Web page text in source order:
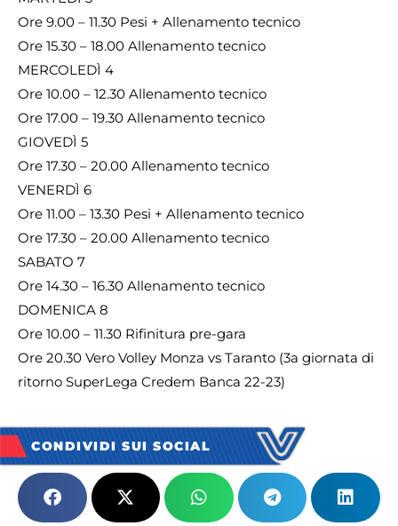
Ore 9.00 – 11.30 Pesi + Allenamento tecnico
Ore 15.30 – 18.00 Allenamento tecnico
MERCOLEDÌ 4
Ore 10.00 – 12.30 Allenamento tecnico
Ore 17.00 – 19.30 Allenamento tecnico
GIOVEDÌ 5
Ore 17.30 – 20.00 Allenamento tecnico
VENERDÌ 6
Ore 11.00 – 13.30 Pesi + Allenamento tecnico
Ore 17.30 – 20.00 Allenamento tecnico
SABATO 7
Ore 14.30 – 16.30 Allenamento tecnico
DOMENICA 8
Ore 10.00 – 11.30 Rifinitura pre-gara
Ore 20.30 Vero Volley Monza vs Taranto (3a giornata di
ritorno SuperLega Credem Banca 22-23)
CONDIVIDI SUI SOCIAL